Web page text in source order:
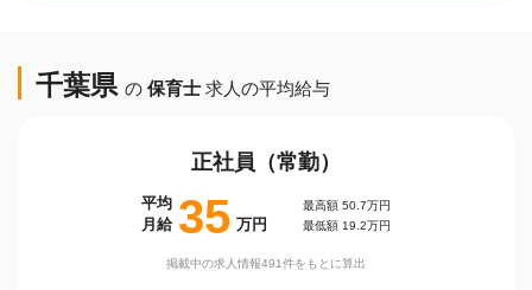
千葉県 の 保育士 求人の平均給与
正社員（常勤）
平均
月給 35 万円
最高額 50.7万円
最低額 19.2万円
掲載中の求人情報491件をもとに算出